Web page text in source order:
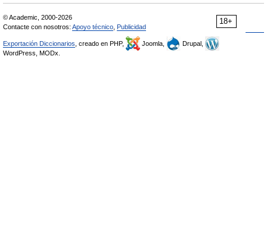
18+
© Academic, 2000-2026
Contacte con nosotros: Apoyo técnico Publicidad
Exportación Diccionarios , creado en PHP, Joomla,
Drupal,
WordPress, MODx.